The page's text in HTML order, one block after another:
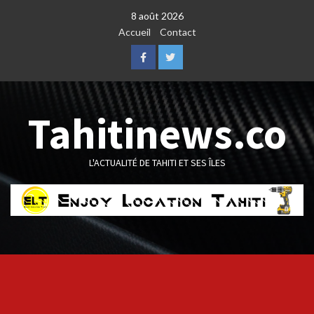
8 août 2026
Accueil
Contact
FacebookTwitter
Tahitinews.co
L'ACTUALITÉ DE TAHITI ET SES ÎLES